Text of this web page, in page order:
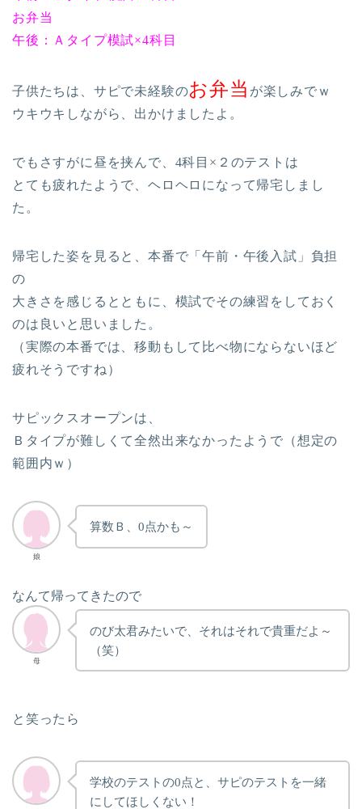
お弁当
午後：Ａタイプ模試×4科目
子供たちは、サピで未経験のお弁当 が楽しみでｗ
ウキウキしながら、出かけましたよ。
でもさすがに昼を挟んで、4科目×２のテストは
とても疲れたようで、ヘロヘロになって帰宅しまし
た。
帰宅した姿を見ると、本番で「午前・午後入試」負担
の
大きさを感じるとともに、模試でその練習をしておく
のは良いと思いました。
（実際の本番では、移動もして比べ物にならないほど
疲れそうですね）
サピックスオープンは、
Ｂタイプが難しくて全然出来なかったようで（想定の
範囲内ｗ）
娘
算数Ｂ、0点かも～
なんて帰ってきたので
母
のび太君みたいで、それはそれで貴重だよ～
（笑）
と笑ったら
学校のテストの0点と、サピのテストを一緒
にしてほしくない！